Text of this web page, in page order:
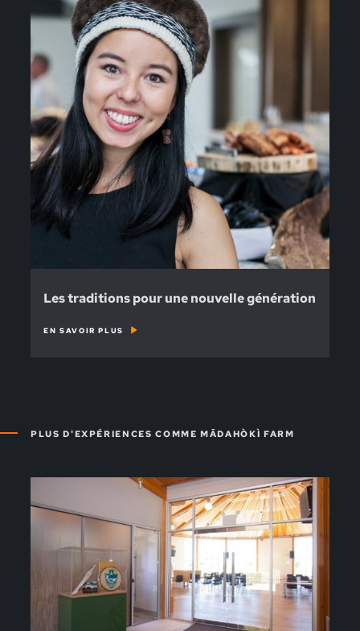
Les traditions pour une nouvelle génération
EN SAVOIR PLUS
PLUS D'EXPÉRIENCES COMME MĀDAHÒKÌ FARM